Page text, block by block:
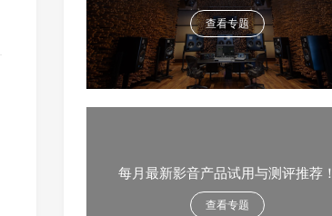
查看专题
每月最新影音产品试用与测评推荐！
查看专题